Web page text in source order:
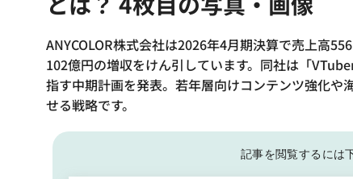
ANYCOLOR株式会社は2026年4月期決算で売上高
102億円の増収をけん引しています。同社は「
指す中期計画を発表。若年層向けコンテンツ強化
せる戦略です。
記事を閲覧するには